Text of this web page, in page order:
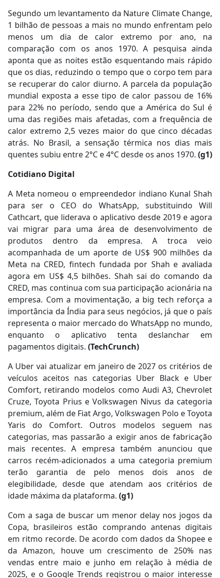
Segundo um levantamento da Nature Climate Change,
1 bilhão de pessoas a mais no mundo enfrentam pelo
menos um dia de calor extremo por ano, na
comparação com os anos 1970. A pesquisa ainda
aponta que as noites estão esquentando mais rápido
que os dias, reduzindo o tempo que o corpo tem para
se recuperar do calor diurno. A parcela da população
mundial exposta a esse tipo de calor passou de 16%
para 22% no período, sendo que a América do Sul é
uma das regiões mais afetadas, com a frequência de
calor extremo 2,5 vezes maior do que cinco décadas
atrás. No Brasil, a sensação térmica nos dias mais
quentes subiu entre 2°C e 4°C desde os anos 1970. (g1)
Cotidiano Digital
A Meta nomeou o empreendedor indiano Kunal Shah
para ser o CEO do WhatsApp, substituindo Will
Cathcart, que liderava o aplicativo desde 2019 e agora
vai migrar para uma área de desenvolvimento de
produtos dentro da empresa. A troca veio
acompanhada de um aporte de US$ 900 milhões da
Meta na CRED, fintech fundada por Shah e avaliada
agora em US$ 4,5 bilhões. Shah sai do comando da
CRED, mas continua com sua participação acionária na
empresa. Com a movimentação, a big tech reforça a
importância da Índia para seus negócios, já que o país
representa o maior mercado do WhatsApp no mundo,
enquanto o aplicativo tenta deslanchar em
pagamentos digitais. (TechCrunch)
A Uber vai atualizar em janeiro de 2027 os critérios de
veículos aceitos nas categorias Uber Black e Uber
Comfort, retirando modelos como Audi A3, Chevrolet
Cruze, Toyota Prius e Volkswagen Nivus da categoria
premium, além de Fiat Argo, Volkswagen Polo e Toyota
Yaris do Comfort. Outros modelos seguem nas
categorias, mas passarão a exigir anos de fabricação
mais recentes. A empresa também anunciou que
carros recém-adicionados a uma categoria premium
terão garantia de pelo menos dois anos de
elegibilidade, desde que atendam aos critérios de
idade máxima da plataforma. (g1)
Com a saga de buscar um menor delay nos jogos da
Copa, brasileiros estão comprando antenas digitais
em ritmo recorde. De acordo com dados da Shopee e
da Amazon, houve um crescimento de 250% nas
vendas entre maio e junho em relação à média de
2025, e o Google Trends registrou o maior interesse